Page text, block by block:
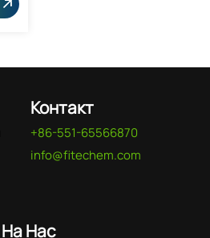
Контакт
+86-551-65566870
info@fitechem.com
Нас